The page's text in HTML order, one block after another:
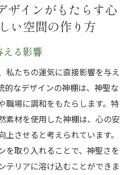
ザインがもたらす心
い空間の作り方
える影響
私たちの運気に直接影響を与え
的なデザインの神棚は、神聖な
職場に調和をもたらします。特
素材を使用した神棚は、心の安
させると考えられています。
を取り入れることで、神聖さを
テリアに溶け込むことができま